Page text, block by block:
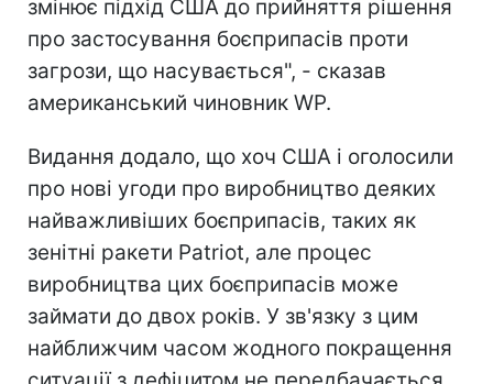
змінює підхід США до прийняття рішення
про застосування боєприпасів проти
загрози, що насувається", - сказав
американський чиновник WP.
Видання додало, що хоч США і оголосили
про нові угоди про виробництво деяких
найважливіших боєприпасів, таких як
зенітні ракети Patriot, але процес
виробництва цих боєприпасів може
займати до двох років. У зв'язку з цим
найближчим часом жодного покращення